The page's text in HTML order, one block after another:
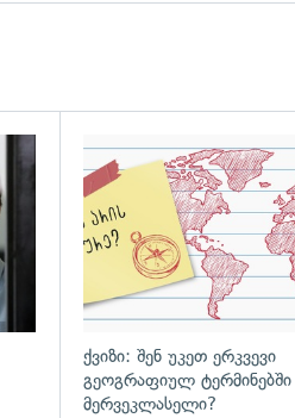
გადახედვა
ქვიზი: შენ უკეთ ერკვევი
გეოგრაფიულ
მერვეკლასელი?